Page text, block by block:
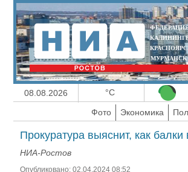
МУРМАНСК
08.08.2026 °C
Фото
Экономика
Прокуратура выяснит, как
НИА-Ростов
Опубликовано: 02.04.2024 08:52